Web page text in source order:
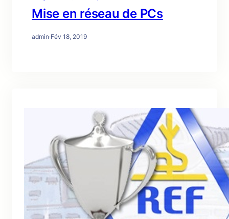
Mise en réseau de PCs
admin·Fév 18, 2019